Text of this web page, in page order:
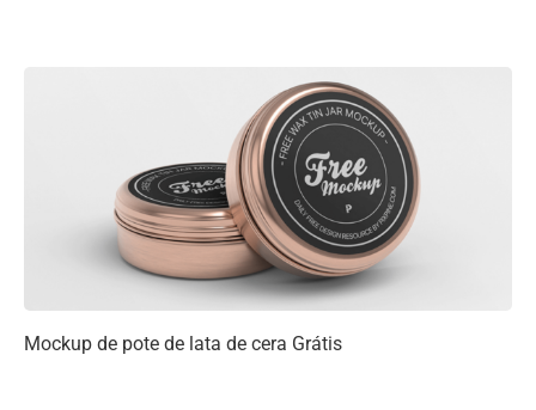
Mockup de pote de lata de cera Grátis